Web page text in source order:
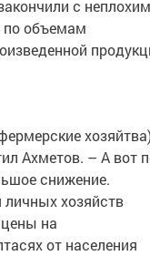
с
по объемам
Ахметов. – А вот
снижение.
хозяйств
на
от населения